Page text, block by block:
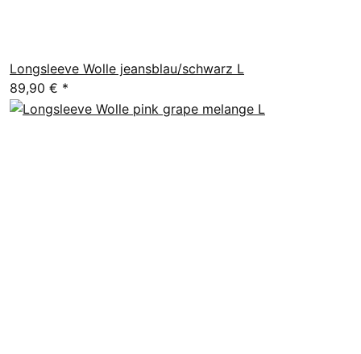
Longsleeve Wolle jeansblau/schwarz L
89,90 € *